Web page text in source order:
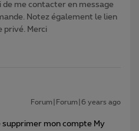
me contacter en message
Notez également le lien
privé. Merci
Forum|Forum|6 years ago
supprimer mon compte My